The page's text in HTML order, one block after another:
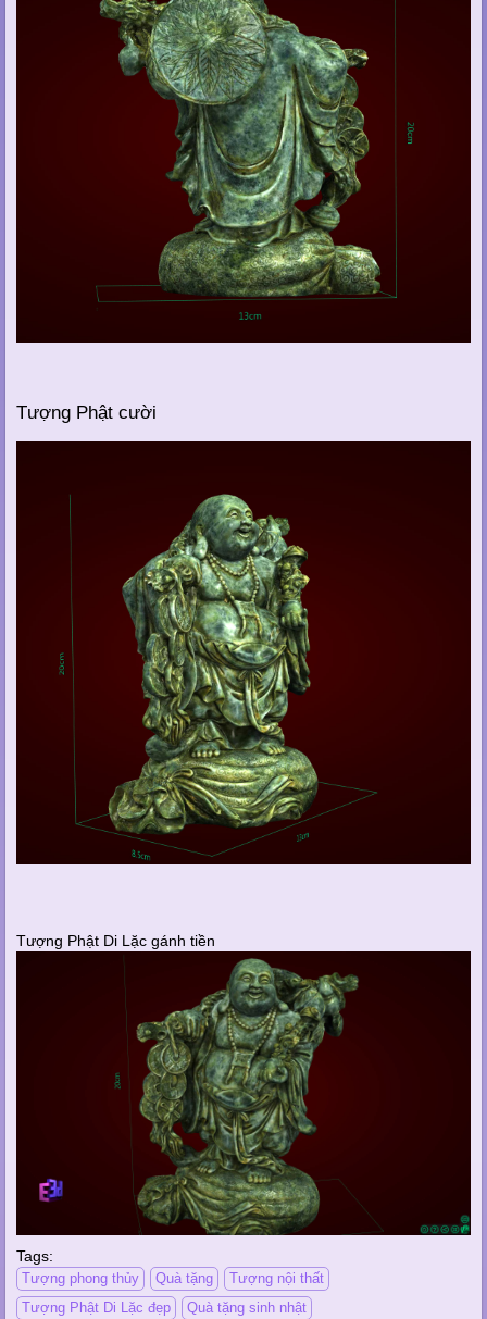
Tượng Phật cười
Tượng Phật Di Lặc gánh tiền
Tags:
Tượng phong thủy Quà tặng
Tượng nội thất
Tượng Phật Di Lặc đẹp
Quà tặng sinh nhật